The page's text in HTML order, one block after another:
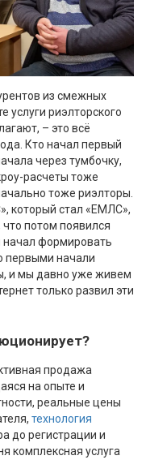
из смежных
услуги риэлторского
– это всё
Кто начал первый
через тумбочку,
расчеты тоже
тоже риэлторы.
который стал «ЕМЛС»,
потом появился
формировать
первыми начали
и мы давно уже живем
только развил эти
продажа
на опыте и
реальные цены
технология
до регистрации и
комплексная услуга